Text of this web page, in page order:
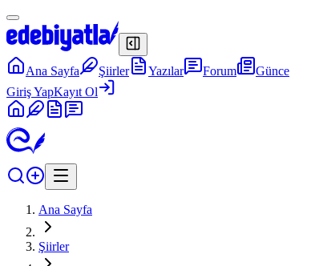
Ana Sayfa Şiirler Yazılar Forum
Günce
Giriş YapKayıt Ol
Ana Sayfa
Şiirler